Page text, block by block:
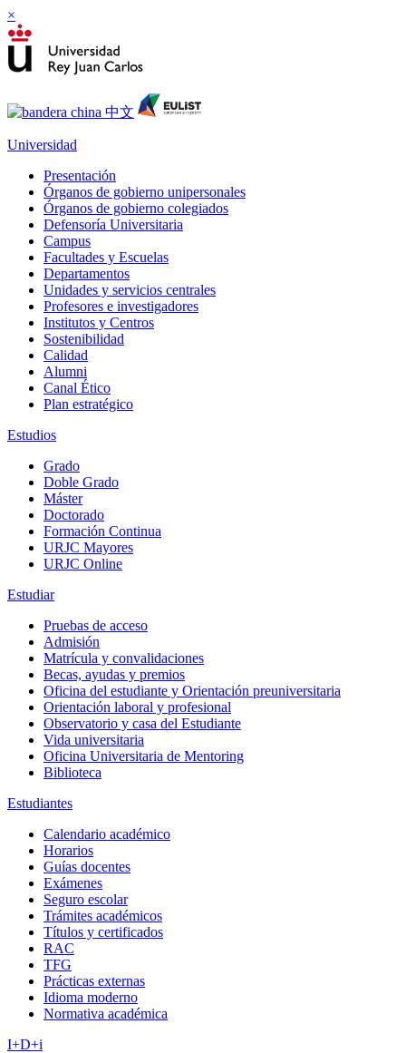
×
Universidad
Presentación
Órganos de gobierno unipersonales
Órganos de gobierno colegiados
Defensoría Universitaria
Campus
Facultades y Escuelas
Departamentos
Unidades y servicios centrales
Profesores e investigadores
Institutos y Centros
Sostenibilidad
Calidad
Alumni
Canal Ético
Plan estratégico
Estudios
Grado
Doble Grado
Máster
Doctorado
Formación Continua
URJC Mayores
URJC Online
Estudiar
Pruebas de acceso
Admisión
Matrícula y convalidaciones
Becas, ayudas y premios
Oficina del estudiante y Orientación preuniversitaria
Orientación laboral y profesional
Observatorio y casa del Estudiante
Vida universitaria
Oficina Universitaria de Mentoring
Biblioteca
Estudiantes
Calendario académico
Horarios
Guías docentes
Exámenes
Seguro escolar
Trámites académicos
Títulos y certificados
RAC
TFG
Prácticas externas
Idioma moderno
Normativa académica
I+D+i